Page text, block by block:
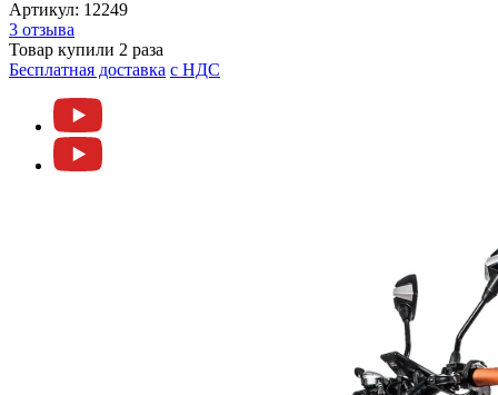
Артикул: 12249
3 отзыва
Товар купили 2 раза
Бесплатная доставка c НДС